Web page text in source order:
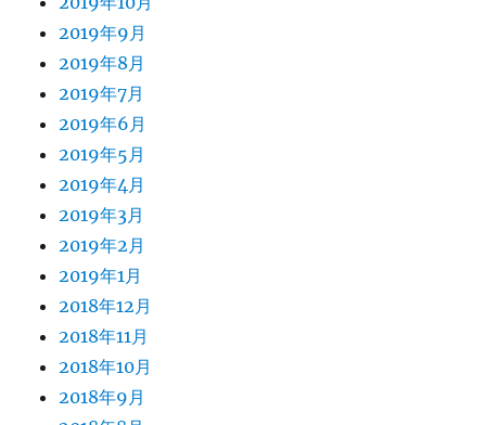
2019年9月
2019年8月
2019年7月
2019年6月
2019年5月
2019年4月
2019年3月
2019年2月
2019年1月
2018年12月
2018年11月
2018年10月
2018年9月